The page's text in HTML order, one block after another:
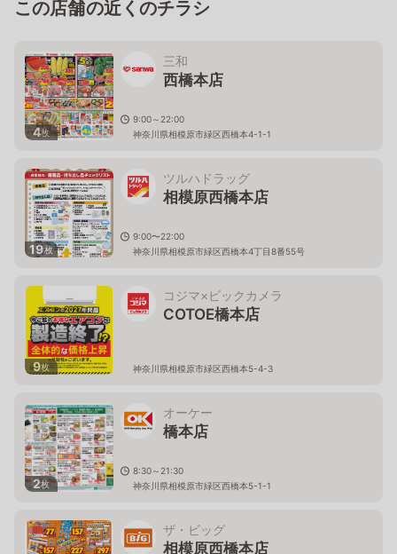
この店舗の近くのチラシ
4枚
三和
西橋本店
9:00～22:00
神奈川県相模原市緑区西橋本4-1-1
19枚
ツルハドラッグ
相模原西橋本店
9:00〜22:00
神奈川県相模原市緑区西橋本4丁目8番55号
9枚
コジマ×ビックカメラ
COTOE橋本店
神奈川県相模原市緑区西橋本5-4-3
2枚
オーケー
橋本店
8:30～21:30
神奈川県相模原市緑区西橋本5-1-1
ザ・ビッグ
相模原西橋本店